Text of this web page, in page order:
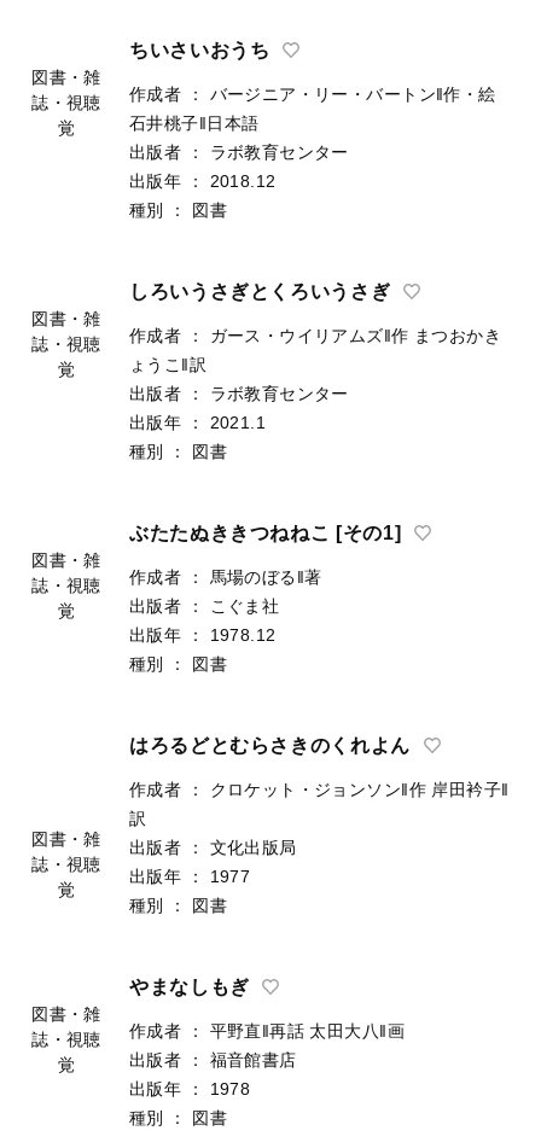
図書・雑
誌・視聴
覚
ちいさいおうち
作成者 ：
バージニア・リー・バートン‖作・絵
石井桃子‖日本語
出版者
：
ラボ教育センター
出版年
：
2018.12
種別
： 図書
図書・雑
誌・視聴
覚
しろいうさぎとくろいうさぎ
作成者 ： ガース・ウイリアムズ‖作 まつおかき
ょうこ‖訳
出版者
：
ラボ教育センター
出版年
：
2021.1
種別
： 図書
図書・雑
誌・視聴
覚
ぶたたぬききつねねこ [その1]
作成者 ：
馬場のぼる‖著
出版者
：
こぐま社
出版年
：
1978.12
種別
： 図書
図書・雑
誌・視聴
覚
はろるどとむらさきのくれよん
作成者 ： クロケット・ジョンソン‖作 岸田衿子‖
訳
出版者
：
文化出版局
出版年
：
1977
種別
： 図書
図書・雑
誌・視聴
覚
やまなしもぎ
作成者 ： 平野直‖再話 太田大八‖画
出版者
：
福音館書店
出版年
：
1978
種別
： 図書